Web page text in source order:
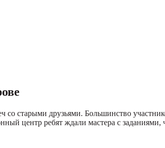
со старыми друзьями. Большинство
центр ребят ждали мастера с